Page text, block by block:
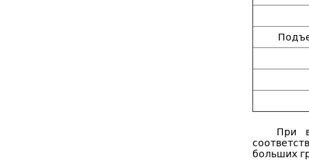
При
больших